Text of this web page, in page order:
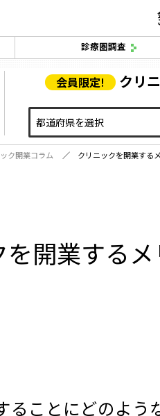
診療圏調査
会員限定! クリ
ク開業コラム クリニックを開業する
を開業する
ることにどのよう